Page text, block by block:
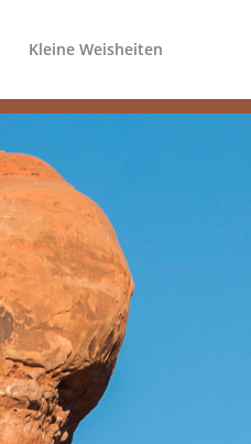
Kleine Weisheiten